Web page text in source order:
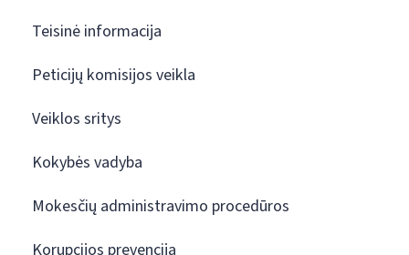
Teisinė informacija
Peticijų komisijos veikla
Veiklos sritys
Kokybės vadyba
Mokesčių administravimo procedūros
Korupcijos prevencija